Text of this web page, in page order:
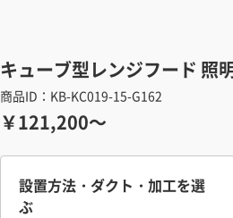
キューブ型レンジフード
商品ID：KB-KC019-15-G162
￥121,200～
設置方法・ダクト・加工を選
ぶ